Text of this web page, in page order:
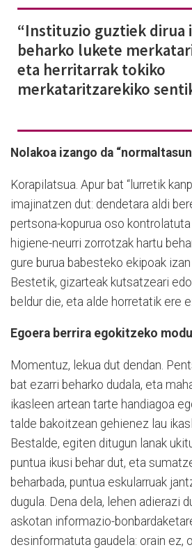
“Instituzio guztiek dirua
beharko lukete
eta herritarrak tokiko
merkataritzarekiko
Nolakoa izango da
Korapilatsua. Apur bat “lurretik
imajinatzen dut: dendetara aldi
pertsona-kopurua oso
higiene-neurri zorrotzak hartu
gure burua babesteko ekipoak izan
Bestetik, gizarteak kutsatzeari
beldur die, eta alde horretatik ere
Egoera berrira egokitzeko
Momentuz, lekua dut dendan.
bat ezarri beharko dudala, eta
ikasleen artean tarte handiagoa
talde bakoitzean gehienez lau
Bestalde, egiten ditugun lanak
puntua ikusi behar dut, eta
beharbada, puntua eskularruak
dugula. Dena dela, lehen adierazi
askotan informazio-
desinformatuta gaudela: orain ez,